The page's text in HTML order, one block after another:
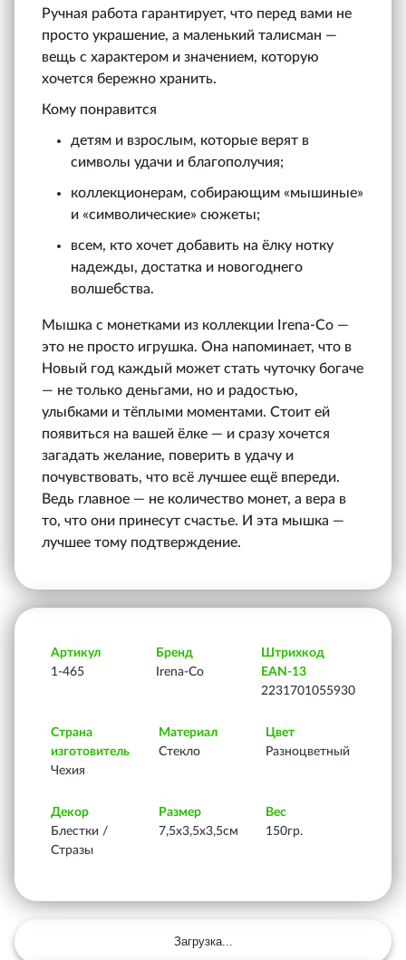
Ручная работа гарантирует, что перед вами не
просто украшение, а маленький талисман —
вещь с характером и значением, которую
хочется бережно хранить.
Кому понравится
детям и взрослым, которые верят в
символы удачи и благополучия;
коллекционерам, собирающим «мышиные»
и «символические» сюжеты;
всем, кто хочет добавить на ёлку нотку
надежды, достатка и новогоднего
волшебства.
Мышка с монетками из коллекции Irena‑Co —
это не просто игрушка. Она напоминает, что в
Новый год каждый может стать чуточку богаче
— не только деньгами, но и радостью,
улыбками и тёплыми моментами. Стоит ей
появиться на вашей ёлке — и сразу хочется
загадать желание, поверить в удачу и
почувствовать, что всё лучшее ещё впереди.
Ведь главное — не количество монет, а вера в
то, что они принесут счастье. И эта мышка —
лучшее тому подтверждение.
Артикул
1-465
Бренд
Irena-Co
Штрихкод
EAN-13
2231701055930
Страна
изготовитель
Чехия
Материал
Стекло
Цвет
Разноцветный
Декор
Блестки /
Стразы
Размер
7,5х3,5х3,5см
Вес
150гр.
Загрузка...